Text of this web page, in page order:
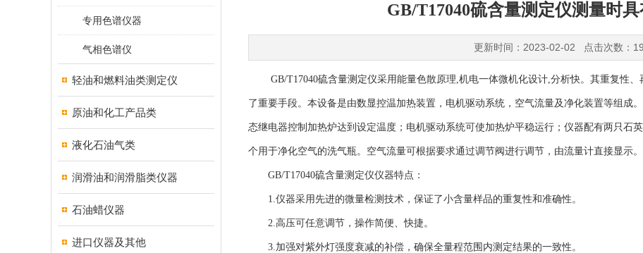
专用色谱仪器
气相色谱仪
轻油和燃料油类测定仪
原油和化工产品类
液化石油气类
润滑油和润滑脂类仪器
石油蜡仪器
进口仪器及其他
GB/T17040硫含量测定仪测量时
更新时间：2023-02-02 点击次数：
GB/T17040硫含量测定仪采用能量色散原理,机电一体微机化设计,分析快。其重复性
了重要手段。本设备是由数显控温加热装置，电机驱动系统，空气流量及净化装置等组成
态继电器控制加热炉达到设定温度；电机驱动系统可使加热炉平稳运行；仪器配有两只石
个用于净化空气的洗气瓶。空气流量可根据要求通过调节阀进行调节，由流量计直接显示。
GB/T17040硫含量测定仪仪器特点：
1.仪器采用先进的微量检测技术，保证了小含量样品的重复性和准确性。
2.高压可任意调节，操作简便、快捷。
3.加强对紫外灯强度衰减的补偿，确保全量程范围内测定结果的一致性。